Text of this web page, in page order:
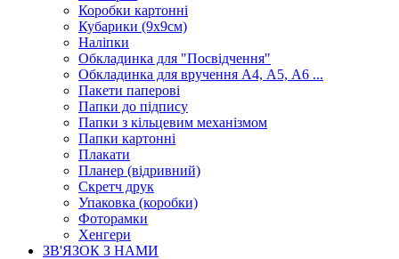
Коробки картонні
Кубарики (9х9см)
Наліпки
Обкладинка для "Посвідчення"
Обкладинка для вручення А4, А5, А6 ...
Пакети паперові
Папки до підпису
Папки з кільцевим механізмом
Папки картонні
Плакати
Планер (відривний)
Скретч друк
Упаковка (коробки)
Фоторамки
Хенгери
ЗВ'ЯЗОК З НАМИ